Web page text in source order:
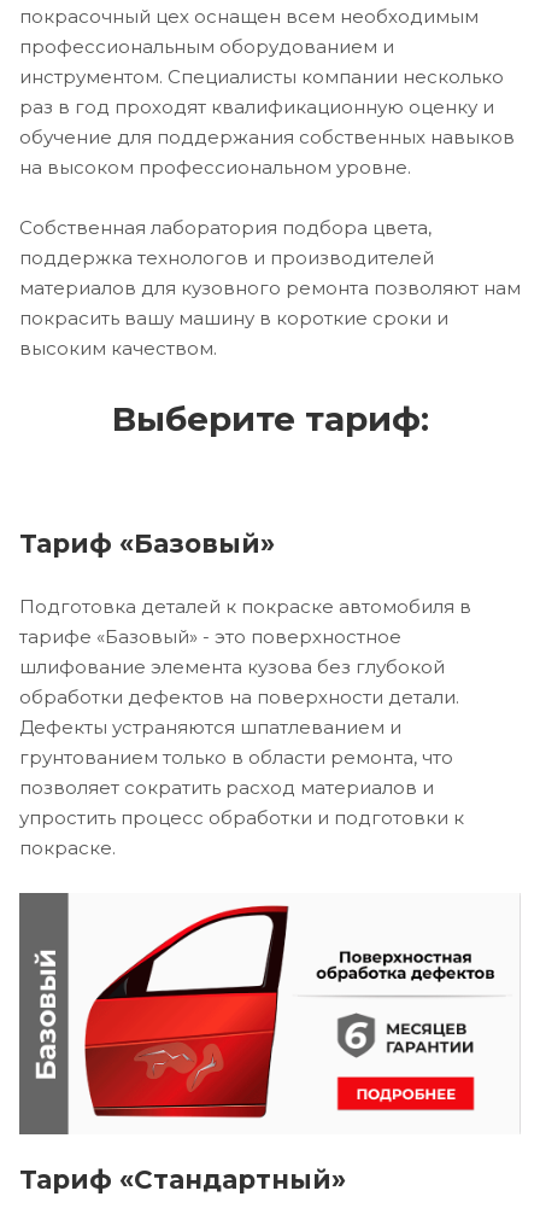
покрасочный цех оснащен всем необходимым
профессиональным оборудованием и
инструментом. Специалисты компании несколько
раз в год проходят квалификационную оценку и
обучение для поддержания собственных навыков
на высоком профессиональном уровне.
Собственная лаборатория подбора цвета,
поддержка технологов и производителей
материалов для кузовного ремонта позволяют нам
покрасить вашу машину в короткие сроки и
высоким качеством.
Выберите тариф:
Тариф «Базовый»
Подготовка деталей к покраске автомобиля в
тарифе «Базовый» - это поверхностное
шлифование элемента кузова без глубокой
обработки дефектов на поверхности детали.
Дефекты устраняются шпатлеванием и
грунтованием только в области ремонта, что
позволяет сократить расход материалов и
упростить процесс обработки и подготовки к
покраске.
Тариф «Стандартный»